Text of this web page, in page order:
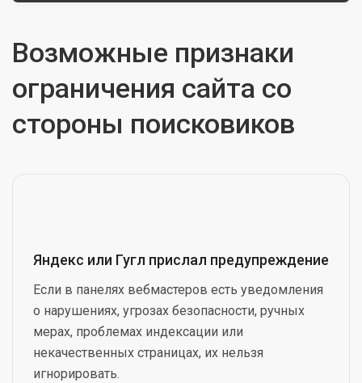
Возможные признаки
ограничения сайта со
стороны поисковиков
Яндекс или Гугл прислал предупреждение
Если в панелях вебмастеров есть уведомления
о нарушениях, угрозах безопасности, ручных
мерах, проблемах индексации или
некачественных страницах, их нельзя
игнорировать.